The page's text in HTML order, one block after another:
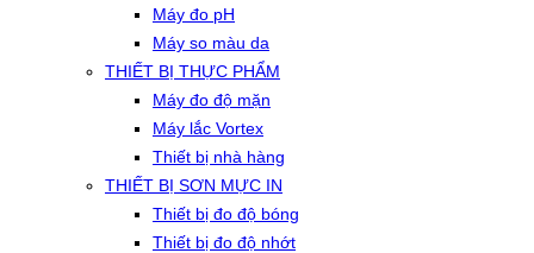
Máy đo pH
Máy so màu da
THIẾT BỊ THỰC PHẨM
Máy đo độ mặn
Máy lắc Vortex
Thiết bị nhà hàng
THIẾT BỊ SƠN MỰC IN
Thiết bị đo độ bóng
Thiết bị đo độ nhớt